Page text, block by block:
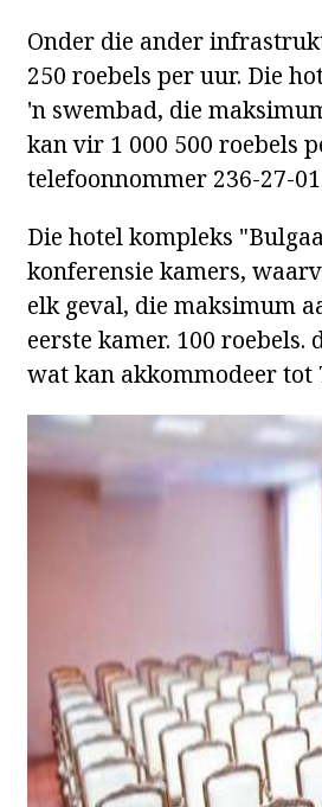
Onder die ander
250 roebels per uur. Die
'n swembad, die
kan vir 1 000 500 roebels
telefoonnommer 236-27-
Die hotel kompleks
konferensie kamers,
elk geval, die maksimum
eerste kamer. 100
wat kan akkommodeer tot